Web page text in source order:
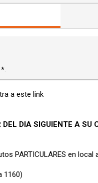
a este link
DIA SIGUIENTE A SU
PARTICULARES en local
1160)